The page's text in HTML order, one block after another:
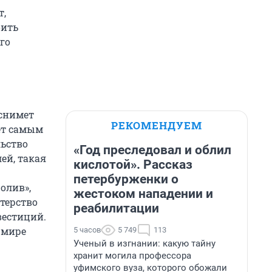
самым
такая
РЕКОМЕНДУЕМ
«Год преследовал и облил
кислотой». Рассказ
петербурженки о
жестоком нападении и
реабилитации
5 часов 5 749 113
Ученый в изгнании: какую тайну
хранит могила профессора
уфимского вуза, которого обожали